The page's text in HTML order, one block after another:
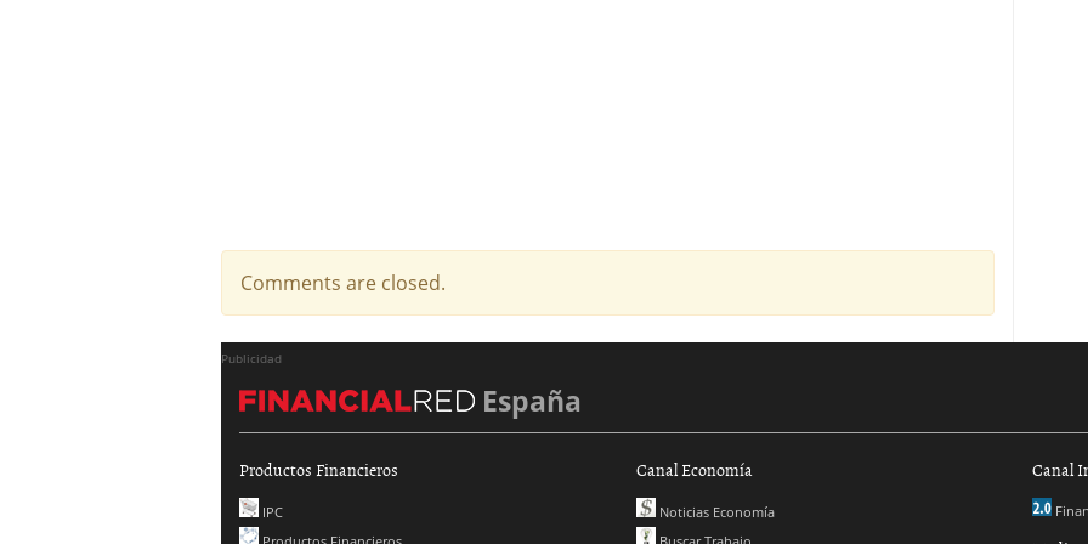
Comments are closed.
Publicidad
España
Productos Financieros
IPC
Canal Economía
Noticias Economía
Canal